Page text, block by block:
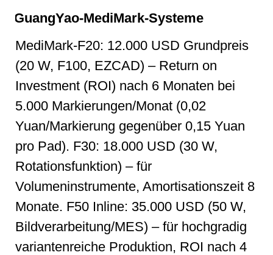
GuangYao-MediMark-Systeme
MediMark-F20: 12.000 USD Grundpreis
(20 W, F100, EZCAD) – Return on
Investment (ROI) nach 6 Monaten bei
5.000 Markierungen/Monat (0,02
Yuan/Markierung gegenüber 0,15 Yuan
pro Pad). F30: 18.000 USD (30 W,
Rotationsfunktion) – für
Volumeninstrumente, Amortisationszeit 8
Monate. F50 Inline: 35.000 USD (50 W,
Bildverarbeitung/MES) – für hochgradig
variantenreiche Produktion, ROI nach 4